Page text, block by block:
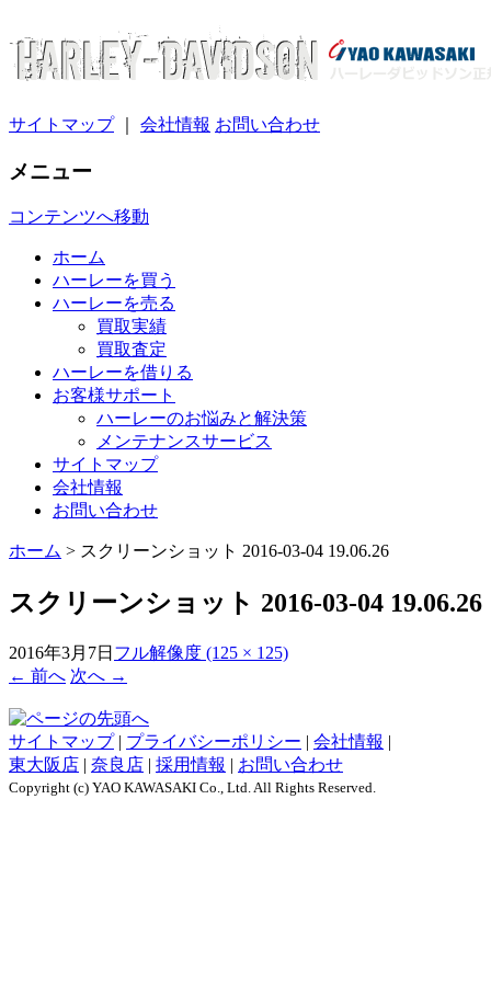
サイトマップ｜ 会社情報 お問い合わせ
メニュー
コンテンツへ移動
ホーム
ハーレーを買う
ハーレーを売る
買取実績
買取査定
ハーレーを借りる
お客様サポート
ハーレーのお悩みと解決策
メンテナンスサービス
サイトマップ
会社情報
お問い合わせ
ホーム > スクリーンショット 2016-03-04 19.06.26
スクリーンショット 2016-03-04 19.06.26
2016年3月7日 フル解像度 (125 × 125)
← 前へ 次へ →
サイトマップ| プライバシーポリシー | 会社情報 |
東大阪店 | 奈良店 | 採用情報 | お問い合わせ
Copyright (c) YAO KAWASAKI Co., Ltd. All Rights Reserved.